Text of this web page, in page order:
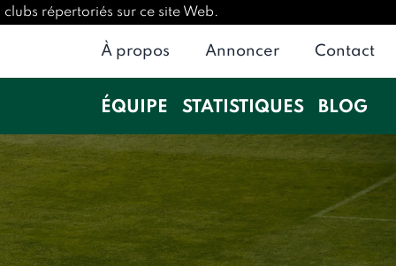
répertoriés sur ce site Web.
À propos Annoncer Contact
ÉQUIPE STATISTIQUES BLOG